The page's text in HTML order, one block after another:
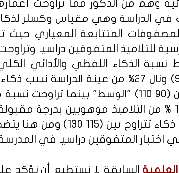
في الدراسة وهي مقياس وكسلر لذكاء
الذكاء اللفظي والأدائي
"أذكياء" وكشفت الدراسة أن 13 % من التلاميذ
وكسلر للذكاء والذين نالوا نسب
اختبار المتفوقين دراسياً في
السابقة لا نستطيع أن